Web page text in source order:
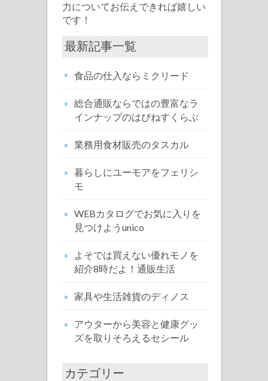
力についてお伝えできれば嬉しい
です！
最新記事一覧
食品の仕入ならミクリード
総合通販ならではの豊富なラ
インナップのはぴねすくらぶ
業務用食材販売のタスカル
暮らしにユーモアをフェリシ
モ
WEBカタログでお気に入りを
見つけようunico
よそでは買えない優れモノを
紹介8時だよ！通販生活
家具や生活雑貨のディノス
アウターから美容と健康グッ
ズを取りそろえるセシール
カテゴリー